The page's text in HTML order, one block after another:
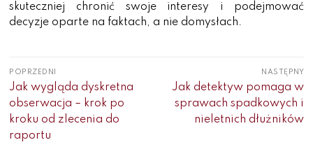
skuteczniej chronić swoje interesy i podejmować
decyzje oparte na faktach, a nie domysłach.
wpisu
POPRZEDNI
Poprzedni
wpis:
Jak wygląda dyskretna
obserwacja – krok po
kroku od zlecenia do
raportu
NASTĘPNY
Następny
wpis:
Jak detektyw pomaga w
sprawach spadkowych i
nieletnich dłużników